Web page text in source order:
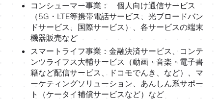
コンシューマー事業： 個人向け通信サービス
（5G・LTE等携帯電話サービス、光ブロードバン
ドサービス、国際サービス）、各サービスの端末
機器販売など
スマートライフ事業：金融決済サービス、コンテ
ンツライフス大輔サービス（動画・音楽・電子書
籍など配信サービス、ドコモでんき、など）、マ
ーケティングソリューション、あんしん系サポー
ト（ケータイ補償サービスなど）など